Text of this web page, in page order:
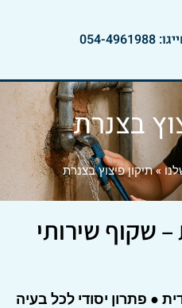
054-4961988
בצנרת
»תיקון פיצוץ בצנרת
– שקוף שירותי
● פתרון יסודי לכל בעיה